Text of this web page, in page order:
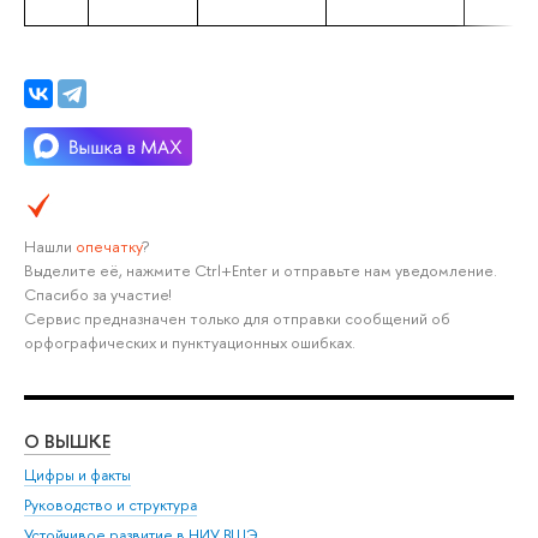
Нашли опечатку?
Выделите её, нажмите Ctrl+Enter и отправьте нам уведомление.
Спасибо за участие!
Сервис предназначен только для отправки сообщений об
орфографических и пунктуационных ошибках.
О ВЫШКЕ
Цифры и факты
Руководство и структура